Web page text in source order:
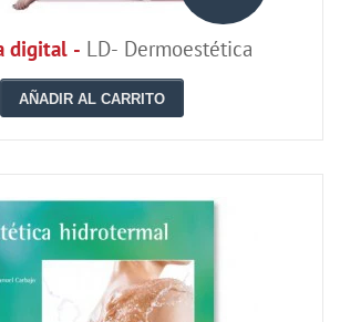
digital - LD- Dermoestética
AÑADIR AL CARRITO